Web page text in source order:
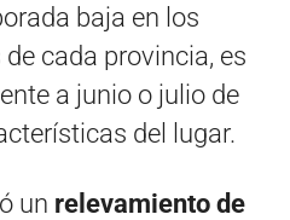
baja en los
cada provincia, es
a junio o julio de
del lugar.
un relevamiento de